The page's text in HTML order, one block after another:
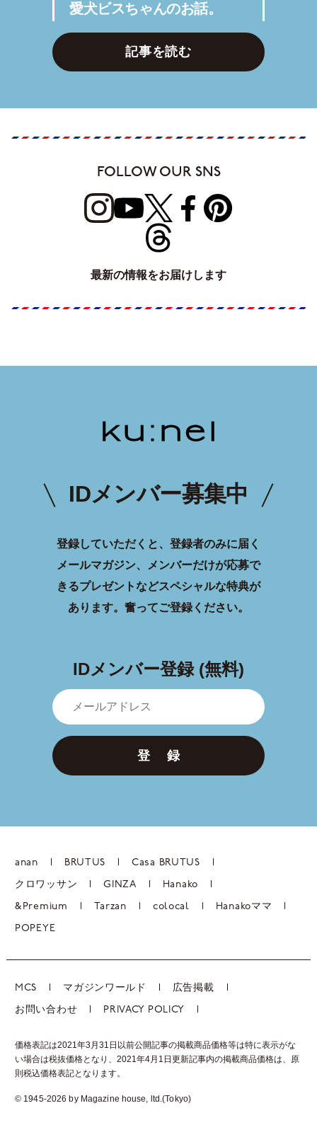
愛犬ビスちゃんのお話。
記事を読む
FOLLOW OUR SNS
最新の情報をお届けします
IDメンバー募集中
登録していただくと、登録者のみに届く
メールマガジン、メンバーだけが応募で
きるプレゼントなどスペシャルな特典が
あります。 奮ってご登録ください。
IDメンバー登録 (無料)
登 録
anan BRUTUS Casa BRUTUS
クロワッサン GINZA Hanako
&Premium Tarzan colocal Hanakoママ
POPEYE
MCS マガジンワールド 広告掲載
お問い合わせ PRIVACY POLICY
価格表記は2021年3月31日以前公開記事の掲載商品価格等は特に表示がな
い場合は税抜価格となり、2021年4月1日更新記事内の掲載商品価格は、 原
則税込価格表記となります。
© 1945-2026 by Magazine house, ltd.(Tokyo)